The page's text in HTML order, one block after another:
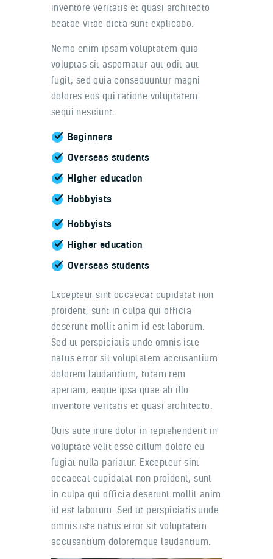
inventore veritatis et quasi architecto
beatae vitae dicta sunt explicabo.
Nemo enim ipsam voluptatem quia
voluptas sit aspernatur aut odit aut
fugit, sed quia consequuntur magni
dolores eos qui ratione voluptatem
sequi nesciunt.
Beginners
Overseas students
Higher education
Hobbyists
Hobbyists
Higher education
Overseas students
Excepteur sint occaecat cupidatat non
proident, sunt in culpa qui officia
deserunt mollit anim id est laborum.
Sed ut perspiciatis unde omnis iste
natus error sit voluptatem accusantium
dolorem laudantium, totam rem
aperiam, eaque ipsa quae ab illo
inventore veritatis et quasi architecto.
Quis aute irure dolor in reprehenderit in
voluptate velit esse cillum dolore eu
fugiat nulla pariatur. Excepteur sint
occaecat cupidatat non proident, sunt
in culpa qui officia deserunt mollit anim
id est laborum. Sed ut perspiciatis unde
omnis iste natus error sit voluptatem
accusantium doloremque laudantium.